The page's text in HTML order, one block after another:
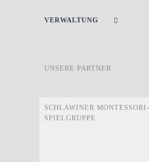
VERWALTUNG
UNSERE PARTNER
SCHLAWINER MONTESSORI-
SPIELGRUPPE